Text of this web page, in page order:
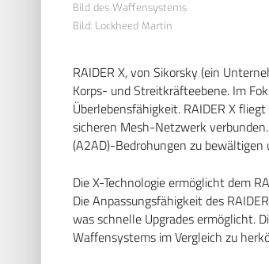
Bild des Waffensystems
Bild: Lockheed Martin
RAIDER X, von Sikorsky (ein
Korps- und Streitkräfteebene. Im
Überlebensfähigkeit. RAIDER X
sicheren Mesh-Netzwerk
(A2AD)-Bedrohungen zu
Die X-Technologie ermöglicht dem
Die Anpassungsfähigkeit des
was schnelle Upgrades ermöglicht.
Waffensystems im Vergleich zu